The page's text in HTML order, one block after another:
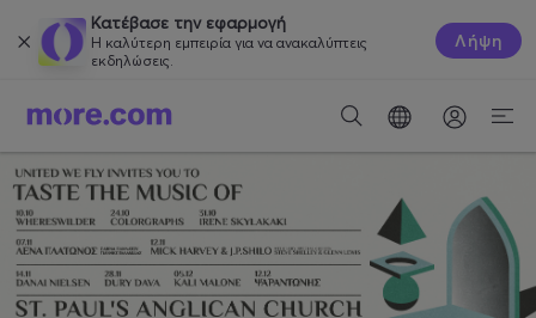
Κατέβασε την εφαρμογή
Η καλύτερη εμπειρία για να ανακαλύπτεις
εκδηλώσεις.
Λήψη